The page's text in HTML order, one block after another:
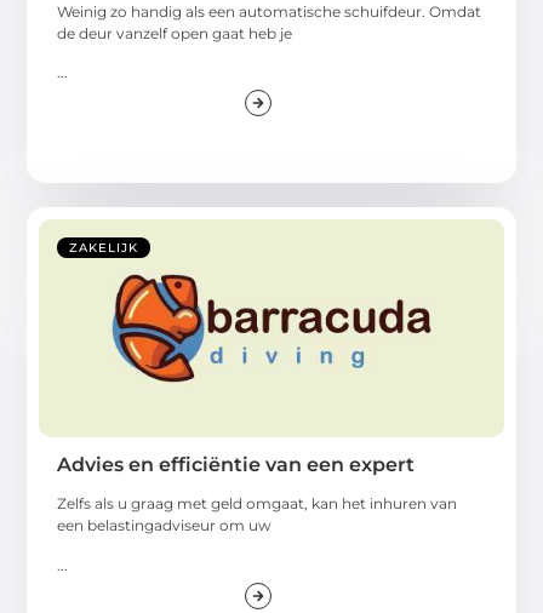
Weinig zo handig als een automatische schuifdeur. Omdat
de deur vanzelf open gaat heb je
...
ZAKELIJK
Advies en efficiëntie van een expert
Zelfs als u graag met geld omgaat, kan het inhuren van
een belastingadviseur om uw